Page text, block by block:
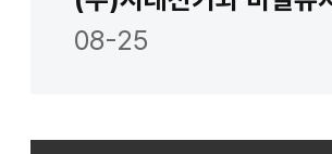
08-25